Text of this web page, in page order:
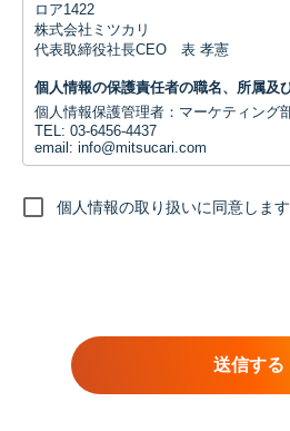
ロア1422
株式会社ミツカリ
代表取締役社長CEO 表 孝憲
個人情報の保護責任者の職名、所属及
個人情報保護管理者：マーケティング
TEL: 03-6456-4437
email: info@mitsucari.com
① 当社から本人への連絡、問合せおよ
統計処理されたデータの利用
当社は、提供を受けた個人情報をもと
個人情報の取り扱いに同意します
送信する